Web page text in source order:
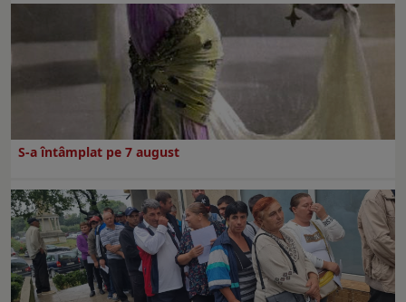
S-a întâmplat pe 7 august